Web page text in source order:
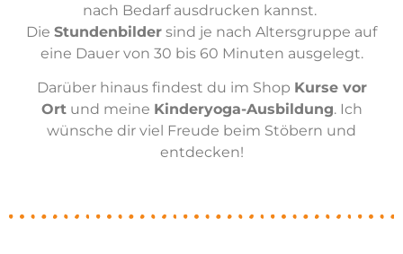
nach Bedarf ausdrucken kannst.
Die Stundenbilder sind je nach Altersgruppe auf
eine Dauer von 30 bis 60 Minuten ausgelegt.
Darüber hinaus findest du im Shop Kurse vor
Ortund meine Kinderyoga-Ausbildung. Ich
wünsche dir viel Freude beim Stöbern und
entdecken!